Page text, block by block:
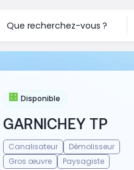
Que recherchez-vous ?
Disponible
GARNICHEY TP
Canalisateur
Démolisseur
Gros œuvre
Paysagiste